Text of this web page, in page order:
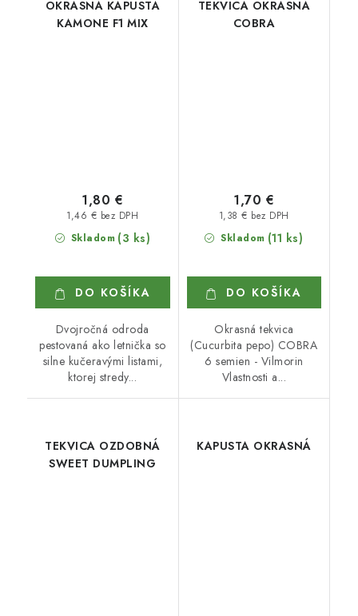
OKRASNÁ KAPUSTA
KAMONE F1 MIX
Skladom (3 ks)
1,46 € bez DPH
1,80 €
DO KOŠÍKA
Dvojročná odroda
pestovaná ako letnička so
silne kučeravými listami,
ktorej stredy...
TEKVICA OKRASNÁ
COBRA
Skladom (11 ks)
1,38 € bez DPH
1,70 €
DO KOŠÍKA
Okrasná tekvica
(Cucurbita pepo) COBRA
6 semien - Vilmorin
Vlastnosti a...
TEKVICA OZDOBNÁ
SWEET DUMPLING
KAPUSTA OKRASNÁ